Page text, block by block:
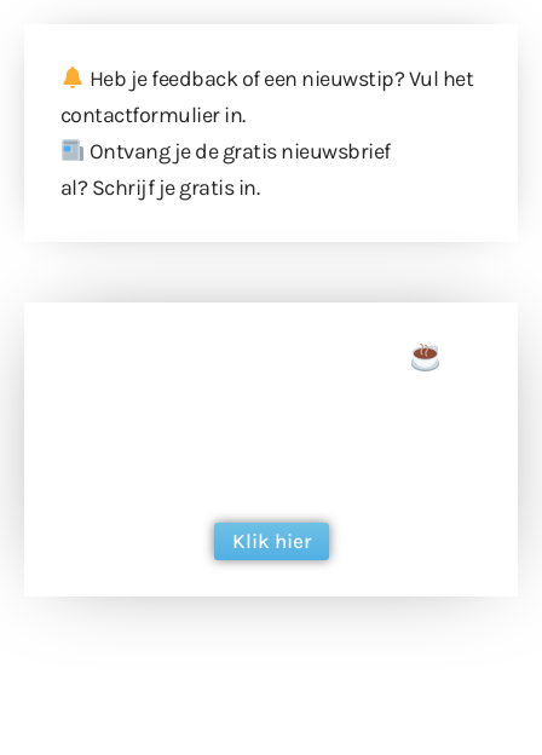
Heb je feedback of een nieuwstip? Vul het
contactformulierin.
Ontvang je de gratis nieuwsbrief
al? Schrijf je gratis in.
Klik hier